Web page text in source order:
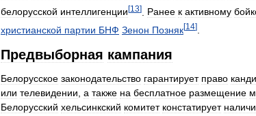
белорусской интеллигенции[13] Ранее к активному
христианской партии БНФ Зенон Позняк[14]
Предвыборная кампания
Белорусское законодательство гарантирует право
или телевидении а также на бесплатное размещение
Белорусский хельсинкский комитет констатирует